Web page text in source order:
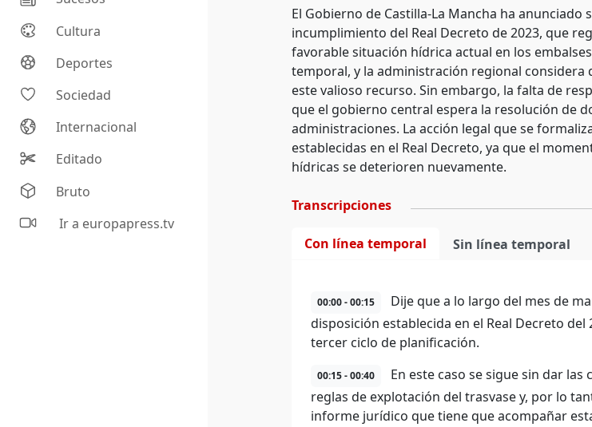
Cultura
Deportes
Sociedad
Internacional
Editado
Bruto
Ir a europapress.tv
El Gobierno de Castilla-La Mancha ha
incumplimiento del Real Decreto de 2023, que
favorable situación hídrica actual en los
temporal, y la administración regional
este valioso recurso. Sin embargo, la falta de
que el gobierno central espera la resolución de
administraciones. La acción legal que se
establecidas en el Real Decreto, ya que el
hídricas se deterioren nuevamente.
Transcripciones
Con línea temporal Sin línea temporal
00:00 - 00:15
Dije que a lo largo del mes de
disposición establecida en el Real Decreto
tercer ciclo de planificación.
00:15 - 00:40
En este caso se sigue sin dar
reglas de explotación del trasvase y, por lo
informe jurídico que tiene que acompañar